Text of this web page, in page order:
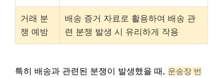
거래 분
쟁 예방
배송 증거 자료로 활용하여 배송 관
련 분쟁 발생 시 유리하게 작용
특히 배송과 관련된 분쟁이 발생했을 때, 운송장 번